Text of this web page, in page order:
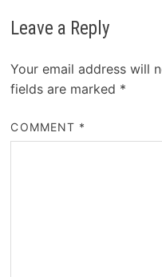
Leave a Reply
Your email address will
fields are marked *
COMMENT *